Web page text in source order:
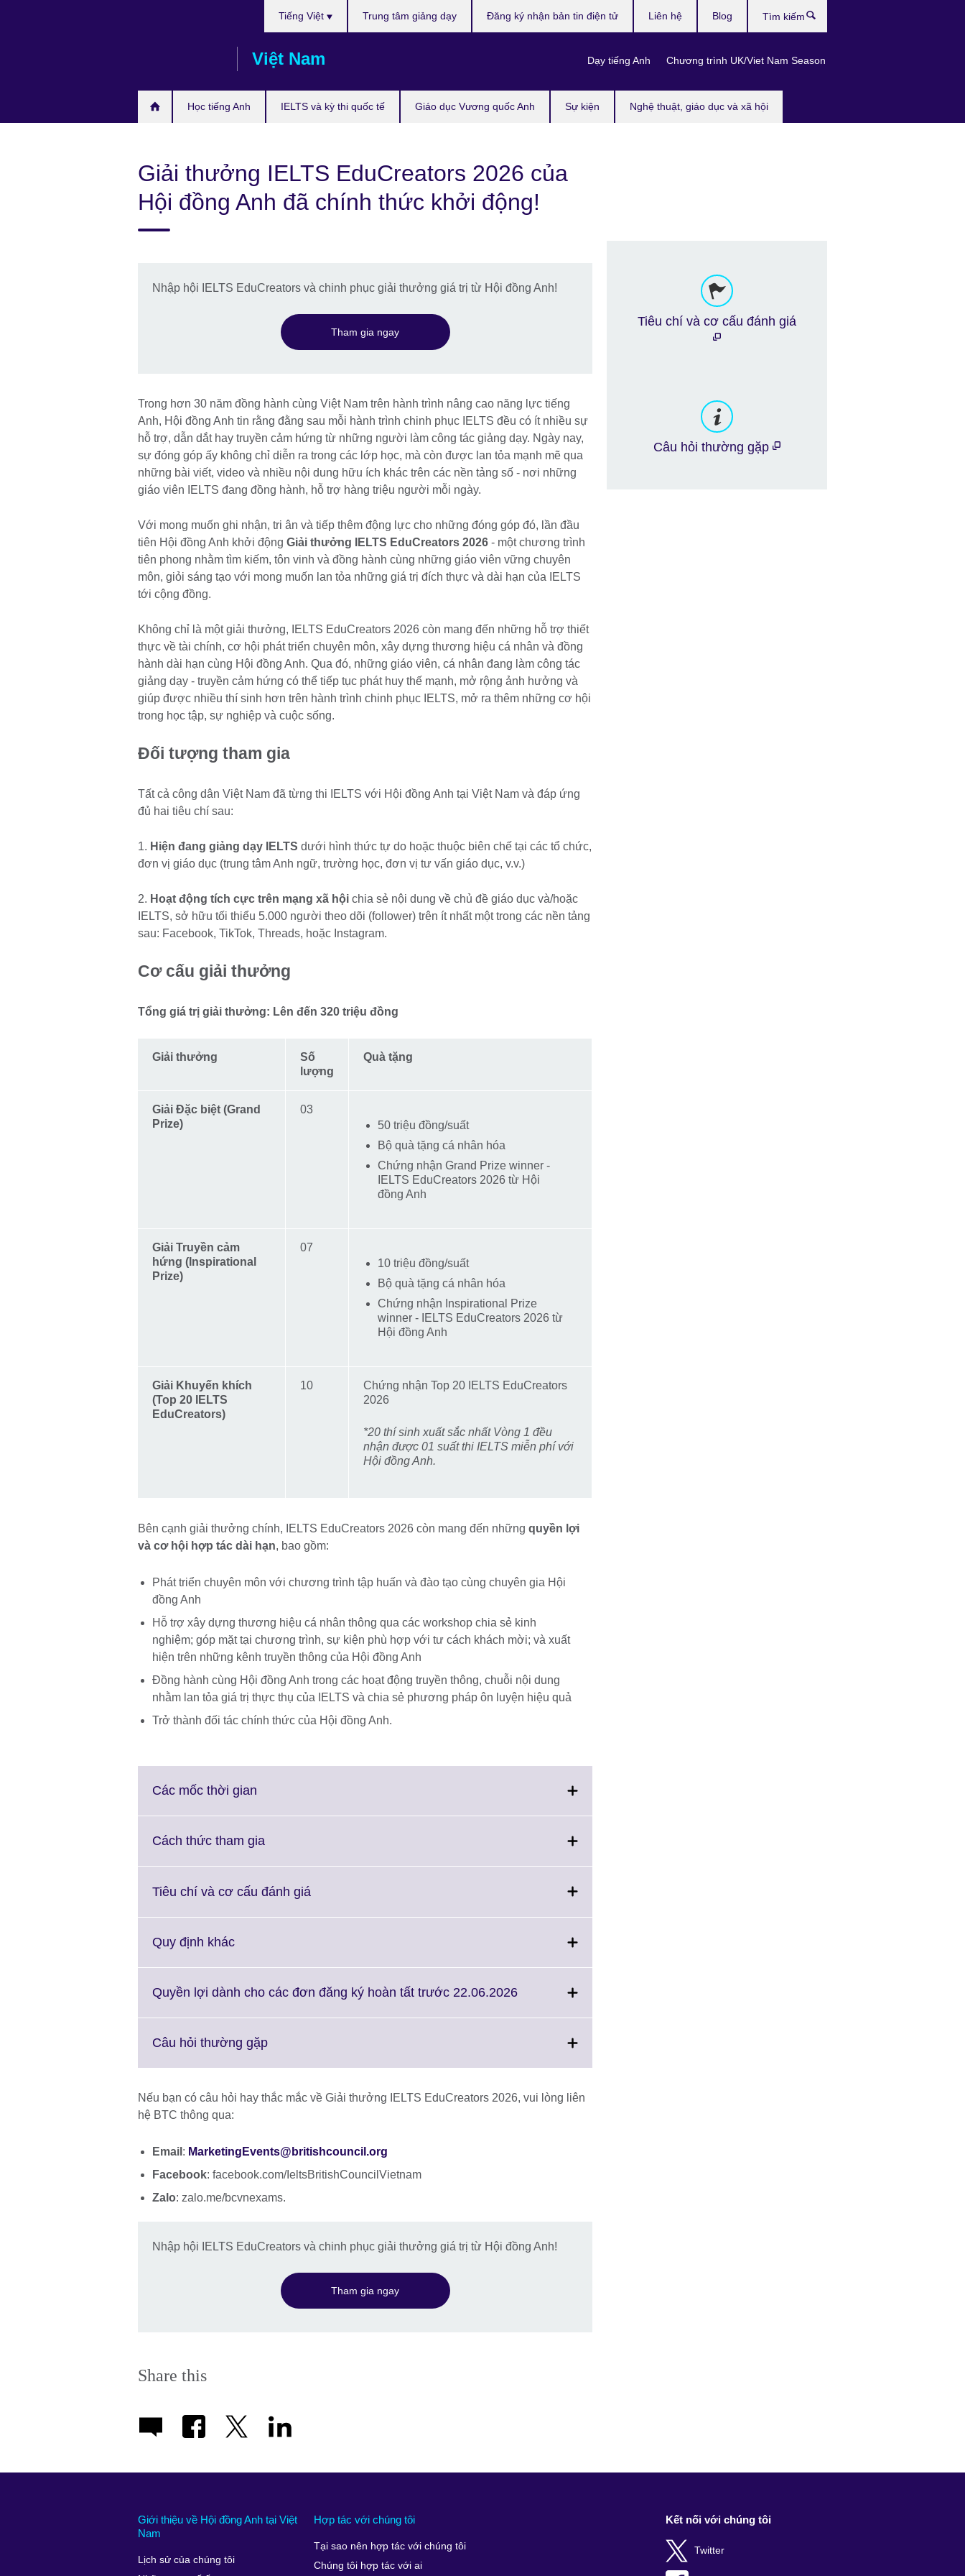
Việt Nam
Học tiếng Anh IELTS và kỳ thi quốc tế Giáo dục Vương quốc Anh Sự kiện Nghệ thuật, giáo dục và xã hội
Tiếng Việt
Dạy tiếng Anh Chương trình UK/Viet Nam Season
Trung tâm giảng dạy Đăng ký nhận bản tin điện tử Liên hệ Blog
kiếm
Giải thưởng IELTS EduCreators 2026 của
Hội đồng Anh đã chính thức khởi động!
Nhập hội IELTS EduCreators và chinh phục giải thưởng giá trị từ Hội đồng Anh!
Tham gia ngay
Trong hơn 30 năm đồng hành cùng Việt Nam trên hành trình nâng cao năng lực tiếng
Anh, Hội đồng Anh tin rằng đằng sau mỗi hành trình chinh phục IELTS đều có ít nhiều sự
hỗ trợ, dẫn dắt hay truyền cảm hứng từ những người làm công tác giảng dạy. Ngày nay,
sự đóng góp ấy không chỉ diễn ra trong các lớp học, mà còn được lan tỏa mạnh mẽ qua
những bài viết, video và nhiều nội dung hữu ích khác trên các nền tảng số - nơi những
giáo viên IELTS đang đồng hành, hỗ trợ hàng triệu người mỗi ngày.
Với mong muốn ghi nhận, tri ân và tiếp thêm động lực cho những đóng góp đó, lần đầu
tiên Hội đồng Anh khởi động Giải thưởng IELTS EduCreators 2026 - một chương trình
tiên phong nhằm tìm kiếm, tôn vinh và đồng hành cùng những giáo viên vững chuyên
môn, giỏi sáng tạo với mong muốn lan tỏa những giá trị đích thực và dài hạn của IELTS
tới cộng đồng.
Không chỉ là một giải thưởng, IELTS EduCreators 2026 còn mang đến những hỗ trợ thiết
thực về tài chính, cơ hội phát triển chuyên môn, xây dựng thương hiệu cá nhân và đồng
hành dài hạn cùng Hội đồng Anh. Qua đó, những giáo viên, cá nhân đang làm công tác
giảng dạy - truyền cảm hứng có thể tiếp tục phát huy thế mạnh, mở rộng ảnh hưởng và
giúp được nhiều thí sinh hơn trên hành trình chinh phục IELTS, mở ra thêm những cơ hội
trong học tập, sự nghiệp và cuộc sống.
Đối tượng tham gia
Tất cả công dân Việt Nam đã từng thi IELTS với Hội đồng Anh tại Việt Nam và đáp ứng
đủ hai tiêu chí sau:
1. Hiện đang giảng dạy IELTS dưới hình thức tự do hoặc thuộc biên chế tại các tổ chức,
đơn vị giáo dục (trung tâm Anh ngữ, trường học, đơn vị tư vấn giáo dục, v.v.)
2. Hoạt động tích cực trên mạng xã hội chia sẻ nội dung về chủ đề giáo dục và/hoặc
IELTS, sở hữu tối thiểu 5.000 người theo dõi (follower) trên ít nhất một trong các nền tảng
sau: Facebook, TikTok, Threads, hoặc Instagram.
Cơ cấu giải thưởng
Tổng giá trị giải thưởng: Lên đến 320 triệu đồng
Giải thưởng
Số
lượng
Quà tặng
Giải Đặc biệt (Grand
Prize)
03
50 triệu đồng/suất
Bộ quà tặng cá nhân hóa
Chứng nhận Grand Prize winner -
IELTS EduCreators 2026 từ Hội
đồng Anh
Giải Truyền cảm
hứng (Inspirational
Prize)
07
10 triệu đồng/suất
Bộ quà tặng cá nhân hóa
Chứng nhận Inspirational Prize
winner - IELTS EduCreators 2026 từ
Hội đồng Anh
Giải Khuyến khích
(Top 20 IELTS
EduCreators)
10
Chứng nhận Top 20 IELTS EduCreators
2026
*20 thí sinh xuất sắc nhất Vòng 1 đều
nhận được 01 suất thi IELTS miễn phí với
Hội đồng Anh.
Bên cạnh giải thưởng chính, IELTS EduCreators 2026 còn mang đến những quyền lợi
và cơ hội hợp tác dài hạn, bao gồm:
Phát triển chuyên môn với chương trình tập huấn và đào tạo cùng chuyên gia Hội
đồng Anh
Hỗ trợ xây dựng thương hiệu cá nhân thông qua các workshop chia sẻ kinh
nghiệm; góp mặt tại chương trình, sự kiện phù hợp với tư cách khách mời; và xuất
hiện trên những kênh truyền thông của Hội đồng Anh
Đồng hành cùng Hội đồng Anh trong các hoạt động truyền thông, chuỗi nội dung
nhằm lan tỏa giá trị thực thụ của IELTS và chia sẻ phương pháp ôn luyện hiệu quả
Trở thành đối tác chính thức của Hội đồng Anh.
Các mốc thời gian
More
Cách thức tham gia
More
Tiêu chí và cơ cấu đánh giá
Quy định khácClick
More
Quyền lợi dành cho các đơn đăng ký hoàn tất trước 22.06.2026Click
Câu hỏi thường gặpClick
More
Nếu bạn có câu hỏi hay thắc mắc về Giải thưởng IELTS EduCreators 2026, vui lòng liên
hệ BTC thông qua:
Email : MarketingEvents@britishcouncil.org
Facebook: facebook.com/IeltsBritishCouncilVietnam
Zalo: zalo.me/bcvnexams.
Nhập hội IELTS EduCreators và chinh phục giải thưởng giá trị từ Hội đồng Anh!
Tham gia ngay
Share this
Tiêu chí và cơ cấu đánh giá
Câu hỏi thường gặp
Giới thiệu về Hội đồng Anh tại Việt
Nam
Lịch sử của chúng tôi
Hợp tác với chúng tôi
Tại sao nên hợp tác với chúng tôi
Chúng tôi hợp tác với ai
Kết nối với chúng tôi
Twitter